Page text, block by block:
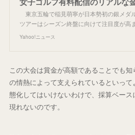
東京五輪で稲見萌寧が日本勢初の銀メダ
ツアーはシーズン終盤に向けて注目度が高
Yahoo!ニュース
この大会は賞金が高額であることでも
の情熱によって支えられているといっ
態化してはいけないわけで、採算ベー
現れないのです。